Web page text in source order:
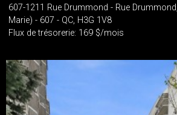
607-1211 Rue Drummond - Rue
Marie) - 607 - QC, H3G 1V8
Flux de trésorerie: 169 $/mois